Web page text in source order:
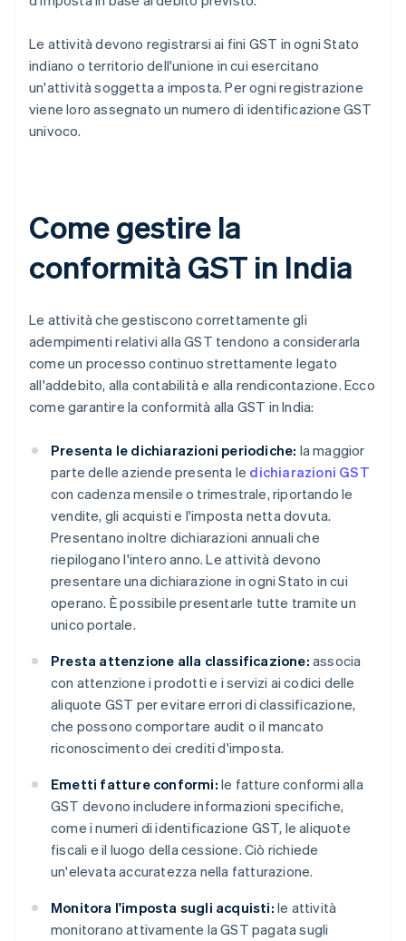
Le attività devono registrarsi ai fini GST in ogni Stato
indiano o territorio dell'unione in cui esercitano
un'attività soggetta a imposta. Per ogni registrazione
viene loro assegnato un numero di identificazione GST
univoco.
Come gestire la
conformità GST in India
Le attività che gestiscono correttamente gli
adempimenti relativi alla GST tendono a considerarla
come un processo continuo strettamente legato
all'addebito, alla contabilità e alla rendicontazione. Ecco
come garantire la conformità alla GST in India:
Presenta le dichiarazioni periodiche: la maggior
parte delle aziende presenta le dichiarazioni GST
con cadenza mensile o trimestrale, riportando le
vendite, gli acquisti e l'imposta netta dovuta.
Presentano inoltre dichiarazioni annuali che
riepilogano l'intero anno. Le attività devono
presentare una dichiarazione in ogni Stato in cui
operano. È possibile presentarle tutte tramite un
unico portale.
Presta attenzione alla classificazione: associa
con attenzione i prodotti e i servizi ai codici delle
aliquote GST per evitare errori di classificazione,
che possono comportare audit o il mancato
riconoscimento dei crediti d'imposta.
Emetti fatture conformi: le fatture conformi alla
GST devono includere informazioni specifiche,
come i numeri di identificazione GST, le aliquote
fiscali e il luogo della cessione. Ciò richiede
un'elevata accuratezza nella fatturazione.
Monitora l'imposta sugli acquisti: le attività
monitorano attivamente la GST pagata sugli